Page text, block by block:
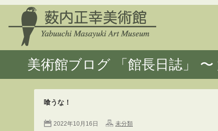
美術館ブログ 「館長日誌」
喰うな！
2022年10月16日 未分類